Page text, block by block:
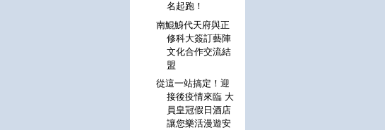
名起跑！
南鯤鯓代天府與正
修科大簽訂藝陣
文化合作交流結
盟
從這一站搞定！迎
接後疫情來臨 大
員皇冠假日酒店
讓您樂活漫遊安